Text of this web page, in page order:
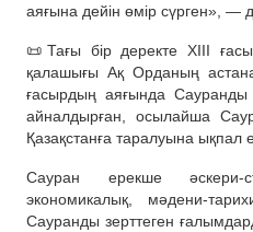
аяғына дейін өмір сүрген», —
📜Тағы бір деректе XIII
қалашығы Ақ Орданың
ғасырдың аяғында
айналдырған, осылайша
Қазақстанға таралуына ықпал
Сауран ерекше әскери-
экономикалық, мәдени-
Сауранды зерттеген